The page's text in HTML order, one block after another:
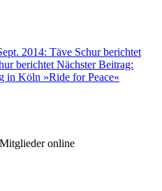
2014: Täve Schur berichtet
berichtet Nächster Beitrag:
in Köln »Ride for Peace«
online